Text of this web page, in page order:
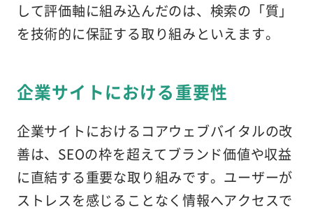
して評価軸に組み込んだのは、検索の「質」
を技術的に保証する取り組みといえます。
企業サイトにおける重要性
企業サイトにおけるコアウェブバイタルの改
善は、SEOの枠を超えてブランド価値や収益
に直結する重要な取り組みです。ユーザーが
ストレスを感じることなく情報へアクセスで